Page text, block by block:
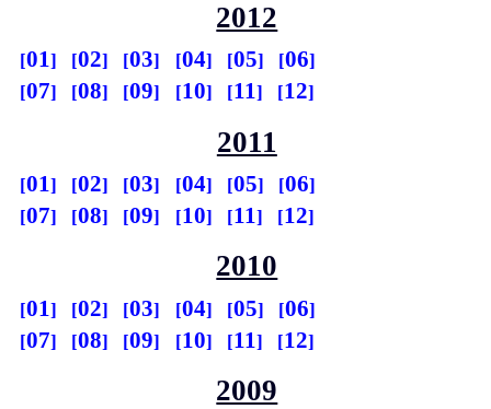
2012
01 02 03 04 05
06
07
08 09 10 11 12
2011
01 02 03 04 05
06
07
08 09 10 11 12
2010
01 02 03 04 05
06
07
08 09 10 11 12
2009